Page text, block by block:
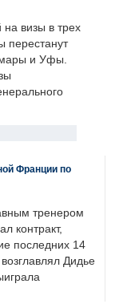
на визы в трех
перестанут
и Уфы.
Франции по
тренером
контракт,
последних 14
Дидье